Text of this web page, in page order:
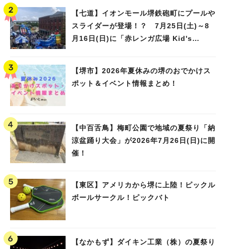
【七道】イオンモール堺鉄砲町にプールや
スライダーが登場！？ 7月25日(土)～8
月16日(日)に「赤レンガ広場 Kid's
【堺市】2026年夏休みの堺のおでかけス
ポット＆イベント情報まとめ！
【中百舌鳥】梅町公園で地域の夏祭り「納
涼盆踊り大会」が2026年7月26日(日)に開
催！
【東区】アメリカから堺に上陸！ピックル
ボールサークル！ピックバト
【なかもず】ダイキン工業（株）の夏祭り